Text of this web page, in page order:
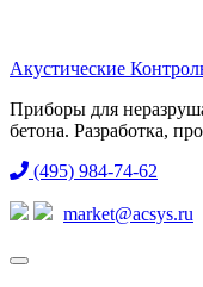
Акустические
Приборы для
бетона. Разработка,
(495) 984-74-62
market@acsys.ru
Toggle